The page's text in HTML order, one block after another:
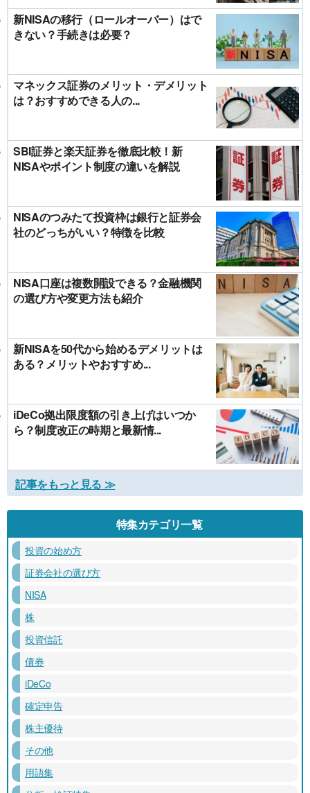
新NISAの移行（ロールオーバー）はで
きない？手続きは必要？
マネックス証券のメリット・デメリット
は？おすすめできる人の...
SBI証券と楽天証券を徹底比較！新
NISAやポイント制度の違いを解説
NISAのつみたて投資枠は銀行と証券会
社のどっちがいい？特徴を比較
NISA口座は複数開設できる？金融機関
の選び方や変更方法も紹介
新NISAを50代から始めるデメリットは
ある？メリットやおすすめ...
iDeCo拠出限度額の引き上げはいつか
ら？制度改正の時期と最新情...
記事をもっと見る ≫
特集カテゴリ一覧
投資の始め方
証券会社の選び方
NISA
株
投資信託
債券
iDeCo
確定申告
株主優待
その他
用語集